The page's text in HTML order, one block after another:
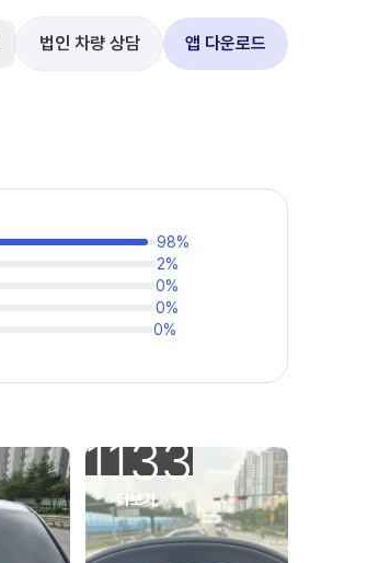
법인 차량 상담 앱 다운로드
0%
0%
0%
2%
98%
1133
더보기